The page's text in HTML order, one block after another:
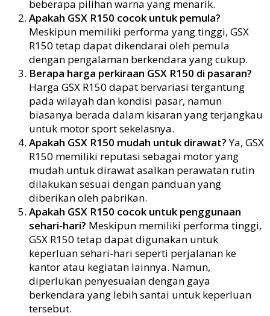
beberapa pilihan warna yang menarik.
Apakah GSX R150 cocok untuk pemula?
Meskipun memiliki performa yang tinggi, GSX
R150 tetap dapat dikendarai oleh pemula
dengan pengalaman berkendara yang cukup.
Berapa harga perkiraan GSX R150 di pasaran?
Harga GSX R150 dapat bervariasi tergantung
pada wilayah dan kondisi pasar, namun
biasanya berada dalam kisaran yang terjangkau
untuk motor sport sekelasnya.
Apakah GSX R150 mudah untuk dirawat?Ya, GSX
R150 memiliki reputasi sebagai motor yang
mudah untuk dirawat asalkan perawatan rutin
dilakukan sesuai dengan panduan yang
diberikan oleh pabrikan.
Apakah GSX R150 cocok untuk penggunaan
sehari-hari? Meskipun memiliki performa tinggi,
GSX R150 tetap dapat digunakan untuk
keperluan sehari-hari seperti perjalanan ke
kantor atau kegiatan lainnya. Namun,
diperlukan penyesuaian dengan gaya
berkendara yang lebih santai untuk keperluan
tersebut.